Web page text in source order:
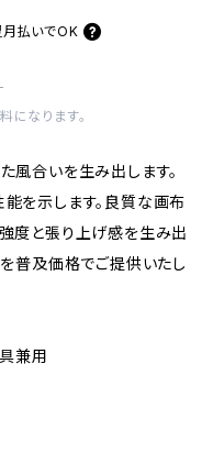
月払いでOK
なります。
風合いを生み出します。
を示します。良質な画布
度と張り上げ感を生み出
を普及価格でご提供いたし
兼用